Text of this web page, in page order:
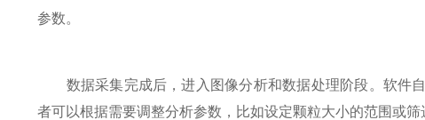
参数。
数据采集完成后，进入图像分析和数据处理阶段。软件
者可以根据需要调整分析参数，比如设定颗粒大小的范围或筛